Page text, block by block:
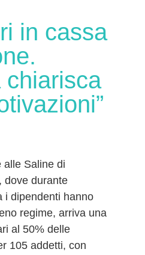
in cassa
chiarisca
alle Saline di
dove durante
i dipendenti hanno
regime, arriva una
al 50% delle
105 addetti, con